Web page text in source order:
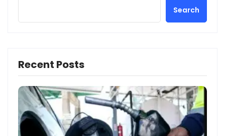
Search
Recent Posts